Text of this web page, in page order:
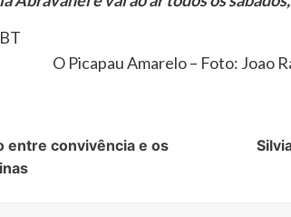
O Picapau Amarelo – Foto: Joao
entre convivência e os